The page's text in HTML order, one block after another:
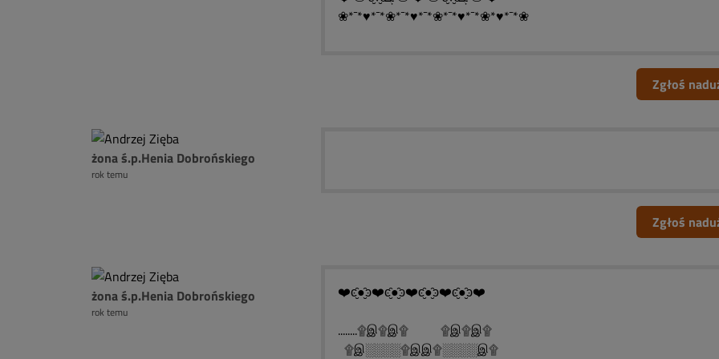
❀*¯*♥*¯*❀*¯*♥*¯*❀*¯*♥*¯*❀*♥*¯*❀
Zgłoś
żona ś.p.Henia Dobrońskiego
rok temu
Zgłoś
żona ś.p.Henia Dobrońskiego
rok temu
❤️ͼ̮̑●̮̑ͽ❤️ͼ̮̑●̮̑ͽ❤️ͼ̮̑●̮̑ͽ❤️ͼ̮̑●̮̑ͽ❤️
........۩இ۩இ۩ ۩இ۩இ۩
۩இ░░░░۩இஇ۩░░░░இ۩